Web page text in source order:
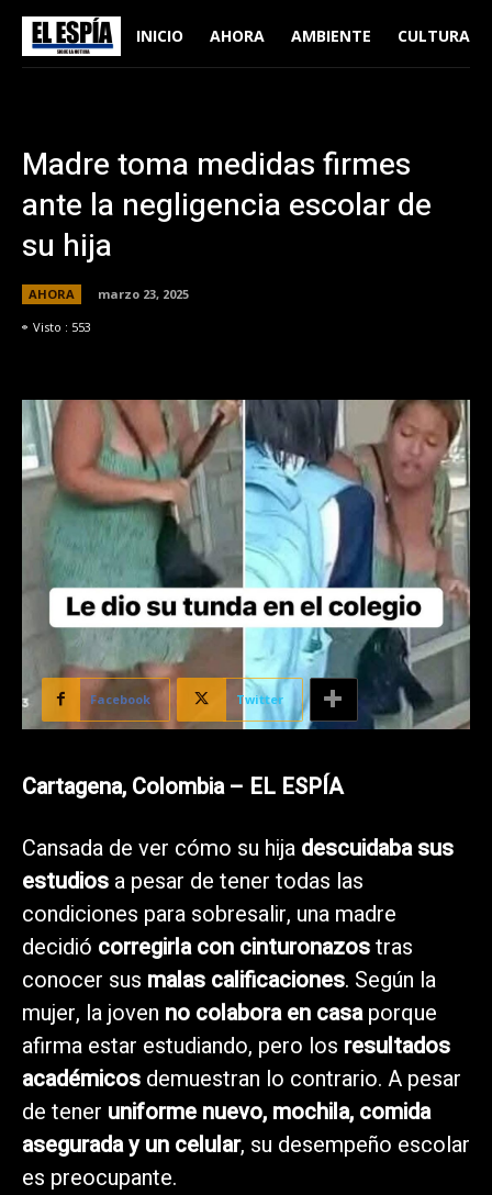
INICIO AHORA AMBIENTE CULTURA
Madre toma medidas firmes
ante la negligencia escolar de
su hija
AHORA
marzo 23, 2025
Visto : 553
Facebook Twitter
Cartagena, Colombia – EL ESPÍA
Cansada de ver cómo su hija descuidaba sus
estudios a pesar de tener todas las
condiciones para sobresalir, una madre
decidió corregirla con cinturonazostras
conocer sus malas calificaciones. Según la
mujer, la joven no colabora en casaporque
afirma estar estudiando, pero los resultados
académicos demuestran lo contrario. A pesar
de tener uniforme nuevo, mochila, comida
asegurada y un celular, su desempeño escolar
es preocupante.